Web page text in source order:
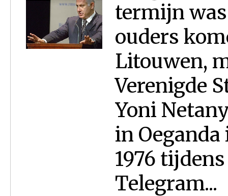
termijn
ouders
Litouwen,
Verenigde
Yoni
in
1976
Telegram...